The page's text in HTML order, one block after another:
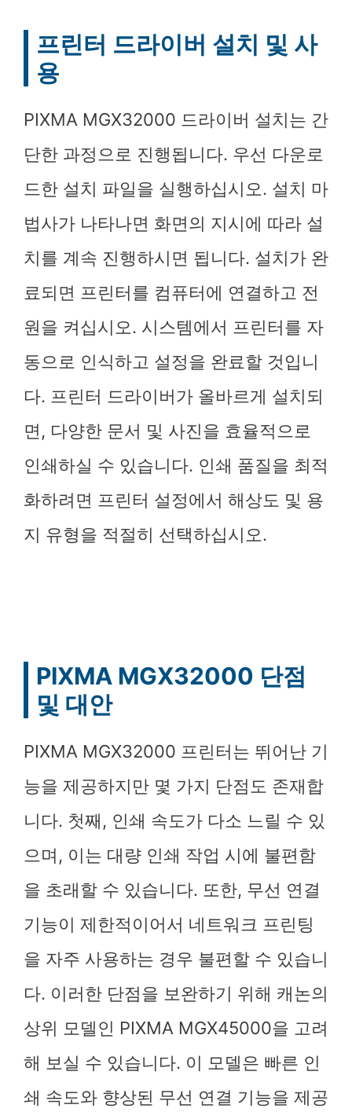
프린터 드라이버 설치 및 사
용
PIXMA MGX32000 드라이버 설치는 간
단한 과정으로 진행됩니다. 우선 다운로
드한 설치 파일을 실행하십시오. 설치 마
법사가 나타나면 화면의 지시에 따라 설
치를 계속 진행하시면 됩니다. 설치가 완
료되면 프린터를 컴퓨터에 연결하고 전
원을 켜십시오. 시스템에서 프린터를 자
동으로 인식하고 설정을 완료할 것입니
다. 프린터 드라이버가 올바르게 설치되
면, 다양한 문서 및 사진을 효율적으로
인쇄하실 수 있습니다. 인쇄 품질을 최적
화하려면 프린터 설정에서 해상도 및 용
지 유형을 적절히 선택하십시오.
PIXMA MGX32000 단점
및 대안
PIXMA MGX32000 프린터는 뛰어난 기
능을 제공하지만 몇 가지 단점도 존재합
니다. 첫째, 인쇄 속도가 다소 느릴 수 있
으며, 이는 대량 인쇄 작업 시에 불편함
을 초래할 수 있습니다. 또한, 무선 연결
기능이 제한적이어서 네트워크 프린팅
을 자주 사용하는 경우 불편할 수 있습니
다. 이러한 단점을 보완하기 위해 캐논의
상위 모델인 PIXMA MGX45000을 고려
해 보실 수 있습니다. 이 모델은 빠른 인
쇄 속도와 향상된 무선 연결 기능을 제공